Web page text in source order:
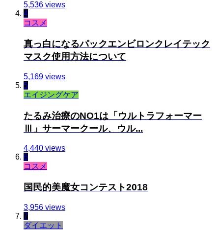
5,536 views
4
コスメ
真っ白になるパックエンビロンクレイテック
マスク使用方法について
5,169 views
5
エイジングケア
たるみ治療のNO1は「ウルトラフォーマー
Ⅲ」サーマークール、ウル...
4,440 views
6
コスメ
国民的美魔女コンテスト2018
3,956 views
7
ダイエット